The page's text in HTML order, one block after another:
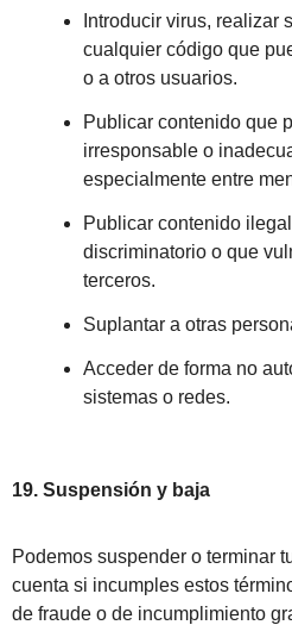
Introducir virus, realizar
cualquier código que
o a otros usuarios.
Publicar contenido que
irresponsable o
especialmente entre
Publicar contenido
discriminatorio o que
terceros.
Suplantar a otras
Acceder de forma no
sistemas o redes.
19. Suspensión y baja
Podemos suspender o terminar
cuenta si incumples estos
de fraude o de incumplimiento